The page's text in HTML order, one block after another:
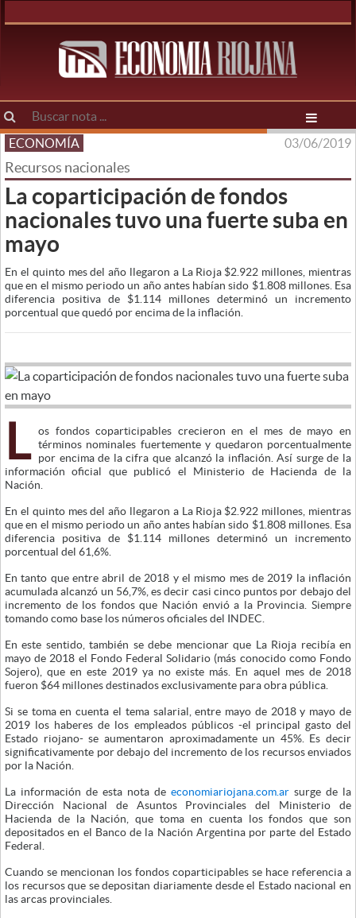
ECONOMÍA 03/06/2019
Recursos nacionales
La coparticipación de fondos
nacionales tuvo una fuerte suba en
mayo
En el quinto mes del año llegaron a La Rioja $2.922 millones, mientras
que en el mismo periodo un año antes habían sido $1.808 millones. Esa
diferencia positiva de $1.114 millones determinó un incremento
porcentual que quedó por encima de la inflación.
L
os fondos coparticipables crecieron en el mes de mayo en
términos nominales fuertemente y quedaron porcentualmente
por encima de la cifra que alcanzó la inflación. Así surge de la
información oficial que publicó el Ministerio de Hacienda de la
Nación.
En el quinto mes del año llegaron a La Rioja $2.922 millones, mientras
que en el mismo periodo un año antes habían sido $1.808 millones. Esa
diferencia positiva de $1.114 millones determinó un incremento
porcentual del 61,6%.
En tanto que entre abril de 2018 y el mismo mes de 2019 la inflación
acumulada alcanzó un 56,7%, es decir casi cinco puntos por debajo del
incremento de los fondos que Nación envió a la Provincia. Siempre
tomando como base los números oficiales del INDEC.
En este sentido, también se debe mencionar que La Rioja recibía en
mayo de 2018 el Fondo Federal Solidario (más conocido como Fondo
Sojero), que en este 2019 ya no existe más. En aquel mes de 2018
fueron $64 millones destinados exclusivamente para obra pública.
Si se toma en cuenta el tema salarial, entre mayo de 2018 y mayo de
2019 los haberes de los empleados públicos -el principal gasto del
Estado riojano- se aumentaron aproximadamente un 45%. Es decir
significativamente por debajo del incremento de los recursos enviados
por la Nación.
La información de esta nota de economiariojana.com.ar surge de la
Dirección Nacional de Asuntos Provinciales del Ministerio de
Hacienda de la Nación, que toma en cuenta los fondos que son
depositados en el Banco de la Nación Argentina por parte del Estado
Federal.
Cuando se mencionan los fondos coparticipables se hace referencia a
los recursos que se depositan diariamente desde el Estado nacional en
las arcas provinciales.